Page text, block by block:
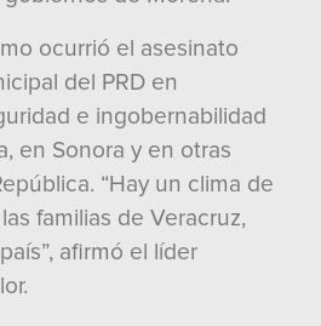
ocurrió el asesinato
del PRD en
e ingobernabilidad
en Sonora y en otras
“Hay un clima de
familias de Veracruz,
afirmó el líder